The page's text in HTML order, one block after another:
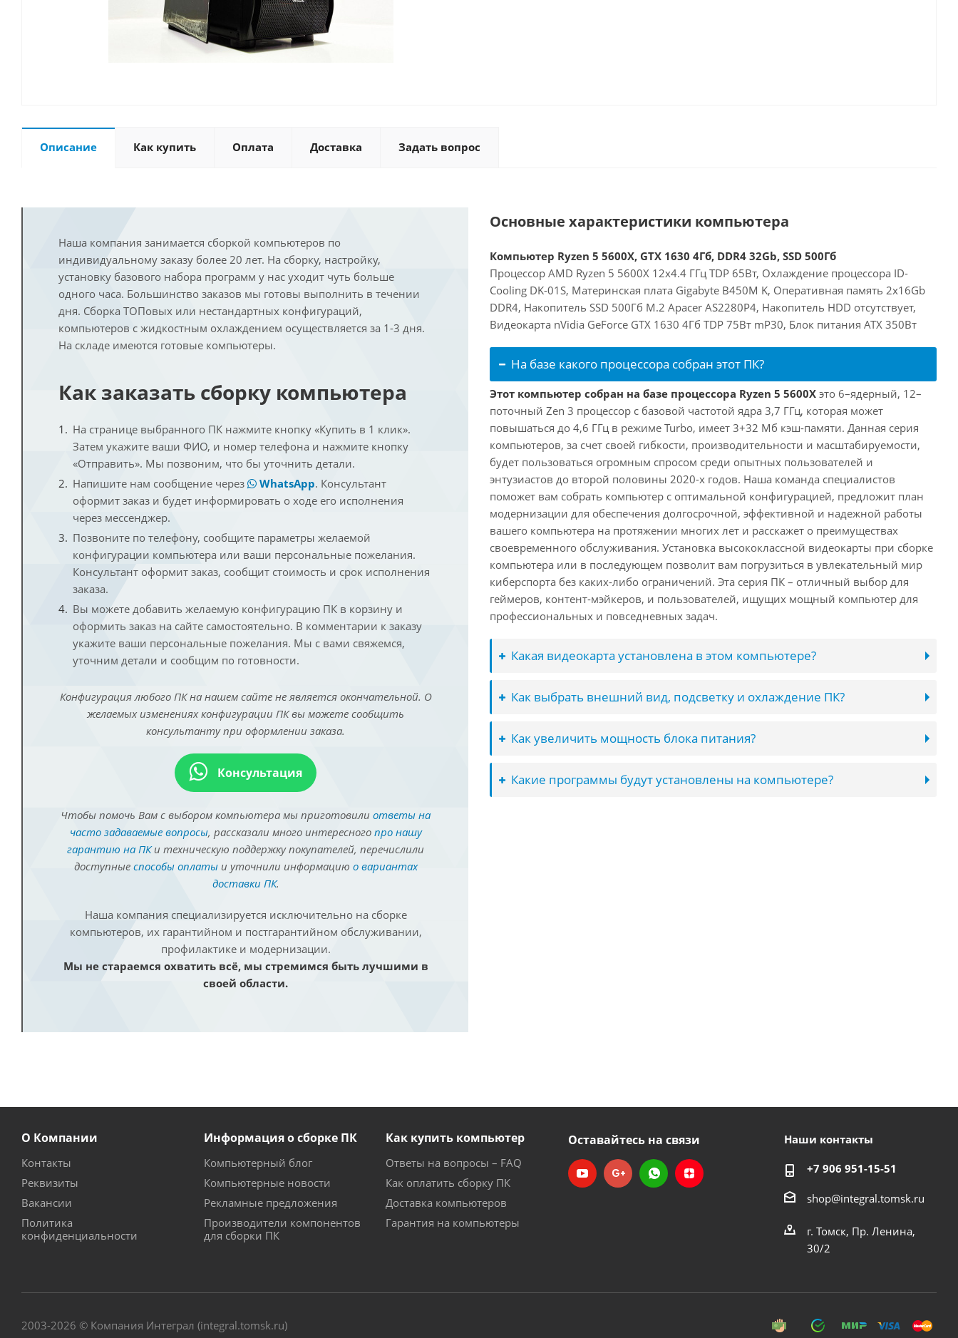
Описание Как купить Оплата Доставка Задать вопрос
Наша компания занимается сборкой компьютеров по
индивидуальному заказу более 20 лет. На сборку, настройку,
установку базового набора программ у нас уходит чуть больше
одного часа. Большинство заказов мы готовы выполнить в течении
дня. Сборка ТОПовых или нестандартных конфигураций,
компьютеров с жидкостным охлаждением осуществляется за 1-3 дня.
На складе имеются готовые компьютеры.
Как заказать сборку компьютера
На странице выбранного ПК нажмите кнопку «Купить в 1 клик».
Затем укажите ваши ФИО, и номер телефона и нажмите кнопку
«Отправить». Мы позвоним, что бы уточнить детали.
Напишите нам сообщение через
WhatsApp. Консультант
оформит заказ и будет информировать о ходе его исполнения
через мессенджер.
Позвоните по телефону, сообщите параметры желаемой
конфигурации компьютера или ваши персональные пожелания.
Консультант оформит заказ, сообщит стоимость и срок исполнения
заказа.
Вы можете добавить желаемую конфигурацию ПК в корзину и
оформить заказ на сайте самостоятельно. В комментарии к заказу
укажите ваши персональные пожелания. Мы с вами свяжемся,
уточним детали и сообщим по готовности.
Конфигурация любого ПК на нашем сайте не является окончательной. О
желаемых изменениях конфигурации ПК вы можете сообщить
консультанту при оформлении заказа.
Консультация
Чтобы помочь Вам с выбором компьютера мы приготовили ответы на
часто задаваемые вопросы, рассказали много интересного про нашу
гарантию на ПКи техническую поддержку покупателей, перечислили
доступные способы оплатыи уточнили информацию о вариантах
доставки ПК.
Наша компания специализируется исключительно на сборке
компьютеров, их гарантийном и постгарантийном обслуживании,
профилактике и модернизации.
Мы не стараемся охватить всё, мы стремимся быть лучшими в
своей области.
Основные характеристики компьютера
Компьютер Ryzen 5 5600X, GTX 1630 4Гб, DDR4 32Gb, SSD 500Гб
Процессор AMD Ryzen 5 5600X 12x4.4 ГГц TDP 65Вт, Охлаждение процессора ID-
Cooling DK-01S, Материнская плата Gigabyte B450M K, Оперативная память 2x16Gb
DDR4, Накопитель SSD 500Гб M.2 Apacer AS2280P4, Накопитель HDD отсутствует,
Видеокарта nVidia GeForce GTX 1630 4Гб TDP 75Вт mP30, Блок питания ATX 350Вт
На базе какого процессора собран этот ПК?
Этот компьютер собран на базе процессора Ryzen 5 5600X это 6–ядерный, 12–
поточный Zen 3 процессор с базовой частотой ядра 3,7 ГГц, которая может
повышаться до 4,6 ГГц в режиме Turbo, имеет 3+32 Мб кэш-памяти. Данная серия
компьютеров, за счет своей гибкости, производительности и масштабируемости,
будет пользоваться огромным спросом среди опытных пользователей и
энтузиастов до второй половины 2020-х годов. Наша команда специалистов
поможет вам собрать компьютер с оптимальной конфигурацией, предложит план
модернизации для обеспечения долгосрочной, эффективной и надежной работы
вашего компьютера на протяжении многих лет и расскажет о преимуществах
своевременного обслуживания. Установка высококлассной видеокарты при сборке
компьютера или в последующем позволит вам погрузиться в увлекательный мир
киберспорта без каких-либо ограничений. Эта серия ПК – отличный выбор для
геймеров, контент-мэйкеров, и пользователей, ищущих мощный компьютер для
профессиональных и повседневных задач.
Какая видеокарта установлена в этом компьютере?
Как выбрать внешний вид, подсветку и охлаждение ПК?
Как увеличить мощность блока питания?
Какие программы будут установлены на компьютере?
О Компании
Контакты
Реквизиты
Вакансии
Политика
конфиденциальности
Информация о сборке ПК
Компьютерный блог
Компьютерные новости
Рекламные предложения
Производители компонентов
для сборки ПК
Как купить компьютер
Ответы на вопросы – FAQ
Как оплатить сборку ПК
Доставка компьютеров
Гарантия на компьютеры
Оставайтесь на связи Наши контакты
+7 906 951-15-51
shop@integral.tomsk.ru
г. Томск, Пр. Ленина,
30/2
2003-2026 © Компания Интеграл (integral.tomsk.ru)